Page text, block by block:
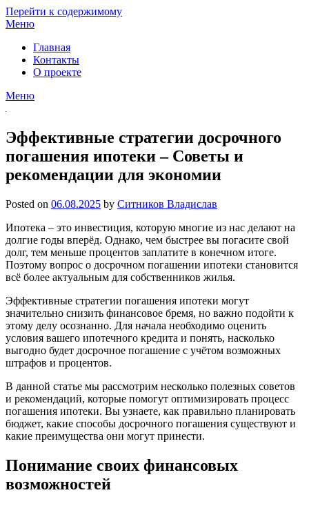
Перейти к содержимому
Меню
Главная
Контакты
О проекте
Меню
Эффективные стратегии досрочного
погашения ипотеки – Советы и
рекомендации для экономии
Posted on 06.08.2025 by Ситников Владислав
Ипотека – это инвестиция, которую многие из нас делают на
долгие годы вперёд. Однако, чем быстрее вы погасите свой
долг, тем меньше процентов заплатите в конечном итоге.
Поэтому вопрос о досрочном погашении ипотеки становится
всё более актуальным для собственников жилья.
Эффективные стратегии погашения ипотеки могут
значительно снизить финансовое бремя, но важно подойти к
этому делу осознанно. Для начала необходимо оценить
условия вашего ипотечного кредита и понять, насколько
выгодно будет досрочное погашение с учётом возможных
штрафов и процентов.
В данной статье мы рассмотрим несколько полезных советов
и рекомендаций, которые помогут оптимизировать процесс
погашения ипотеки. Вы узнаете, как правильно планировать
бюджет, какие способы досрочного погашения существуют и
какие преимущества они могут принести.
Понимание своих финансовых
возможностей